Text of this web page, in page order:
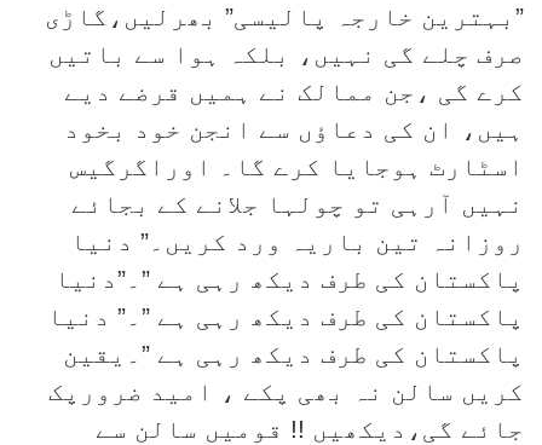
”بہترین خارجہ پالیسی” بھرلیں،گاڑی
صرف چلے گی نہیں، بلکہ ہوا سے باتیں
کرے گی ،جن ممالک نے ہمیں قرضے دیے
ہیں، ان کی دعاؤں سے انجن خود بخود
اسٹارٹ ہوجایا کرے گا۔ اوراگرگیس
نہیں آرہی تو چولہا جلانے کے بجائے
روزانہ تین باریہ ورد کریں۔” دنیا
پاکستان کی طرف دیکھ رہی ہے ”۔”دنیا
پاکستان کی طرف دیکھ رہی ہے ”۔” دنیا
پاکستان کی طرف دیکھ رہی ہے ”۔یقین
کریں سالن نہ بھی پکے ، امید ضرورپک
جائے گی،دیکھیں !! قومیں سالن سے